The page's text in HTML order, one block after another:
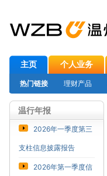
主页 个人业务
热门链接 理财产品
温行年报
2026年一季度第三
支柱信息披露报告
2026年第一季度信